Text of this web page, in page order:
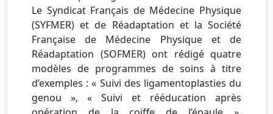
Le Syndicat Français de Médecine Physique
(SYFMER) et de Réadaptation et la Société
Française de Médecine Physique et de
Réadaptation (SOFMER) ont rédigé quatre
modèles de programmes de soins à titre
d’exemples : « Suivi des ligamentoplasties du
genou », « Suivi et rééducation après